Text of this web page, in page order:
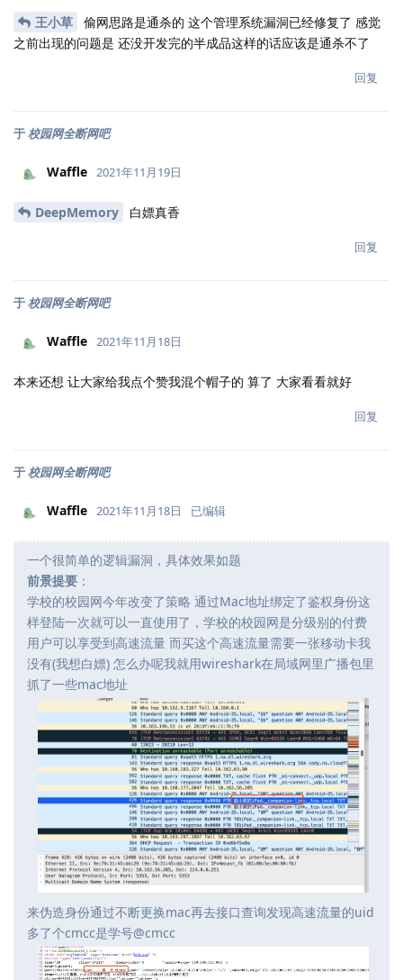
王小草
偷网思路是通杀的 这个管理系统漏洞已经修复了 感觉
之前出现的问题是 还没开发完的半成品这样的话应该是通杀不了
回复
于校园网全断网吧
Waffle 2021年11月19日
DeepMemory 白嫖真香
回复
于校园网全断网吧
Waffle 2021年11月18日
本来还想 让大家给我点个赞我混个帽子的 算了 大家看看就好
回复
于校园网全断网吧
Waffle 2021年11月18日 已编辑
一个很简单的逻辑漏洞，具体效果如题
前景提要 ：
学校的校园网今年改变了策略 通过Mac地址绑定了鉴权身份这
样登陆一次就可以一直使用了，学校的校园网是分级别的付费
用户可以享受到高速流量 而买这个高速流量需要一张移动卡我
没有(我想白嫖) 怎么办呢我就用wireshark在局域网里广播包里
抓了一些mac地址
来伪造身份通过不断更换mac再去接口查询发现高速流量的uid
多了个cmcc是学号@cmcc